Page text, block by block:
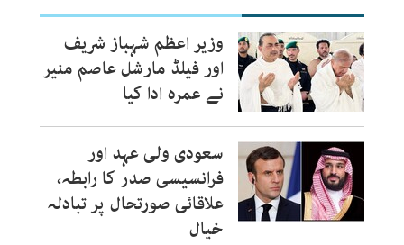
وزیر اعظم شہباز شریف
اور فیلڈ مارشل عاصم منیر
نے عمرہ ادا کیا
سعودی ولی عہد اور
فرانسیسی صدر کا رابطہ،
علاقائی صورتحال پر تبادلہ
خیال